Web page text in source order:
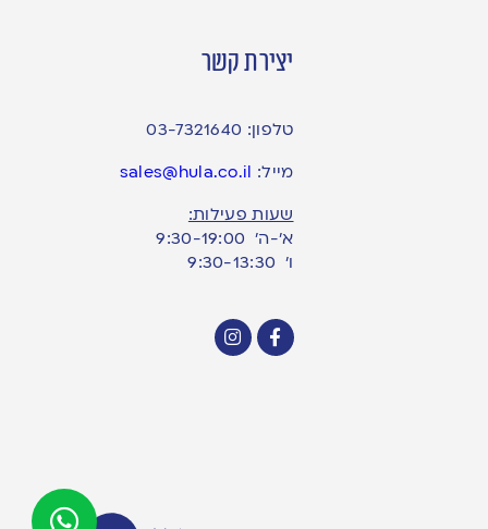
יצירת קשר
טלפון: 03-7321640
מייל: sales@hula.co.il
שעות פעילות:
א’-ה’ 9:30-19:00
ו׳ 9:30-13:30